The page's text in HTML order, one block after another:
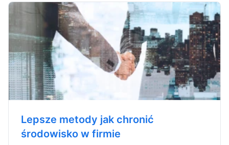
Lepsze metody jak chronić
środowisko w firmie